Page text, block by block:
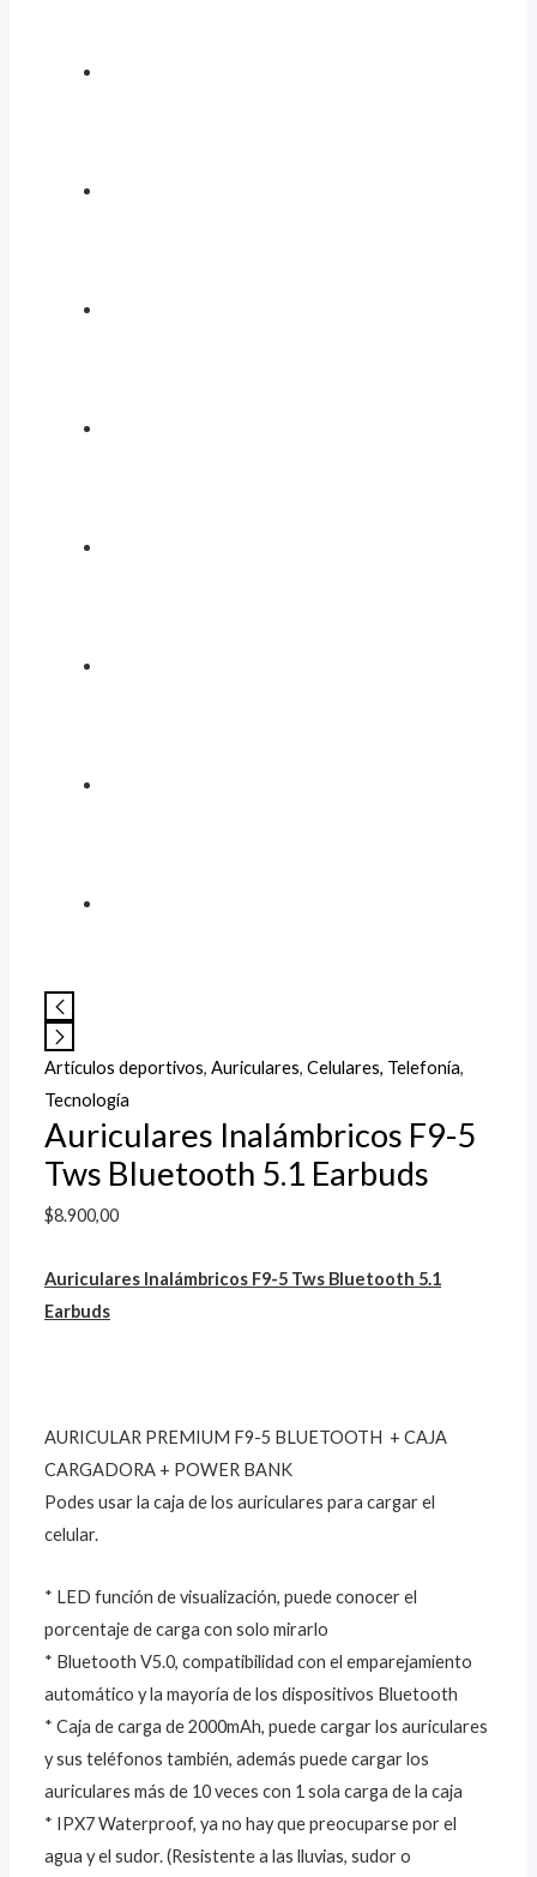
Artículos deportivos,Auriculares,Celulares, Telefonía,
Tecnología
Auriculares Inalámbricos F9-5
Tws Bluetooth 5.1 Earbuds
$8.900,00
Auriculares Inalámbricos F9-5 Tws Bluetooth 5.1
Earbuds
AURICULAR PREMIUM F9-5 BLUETOOTH + CAJA
CARGADORA + POWER BANK
Podes usar la caja de los auriculares para cargar el
celular.
* LED función de visualización, puede conocer el
porcentaje de carga con solo mirarlo
* Bluetooth V5.0, compatibilidad con el emparejamiento
automático y la mayoría de los dispositivos Bluetooth
* Caja de carga de 2000mAh, puede cargar los auriculares
y sus teléfonos también, además puede cargar los
auriculares más de 10 veces con 1 sola carga de la caja
* IPX7 Waterproof, ya no hay que preocuparse por el
agua y el sudor. (Resistente a las lluvias, sudor o